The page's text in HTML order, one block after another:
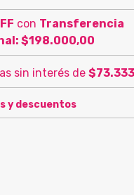
con Transferencia
$198.000,00
sin interés de
y descuentos